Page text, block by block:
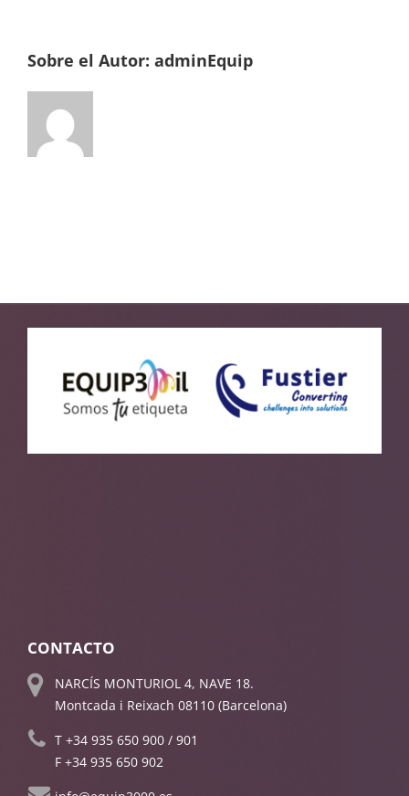
Sobre el Autor: adminEquip
CONTACTO
NARCÍS MONTURIOL 4, NAVE 18.
Montcada i Reixach 08110 (Barcelona)
T +34 935 650 900 / 901
F +34 935 650 902